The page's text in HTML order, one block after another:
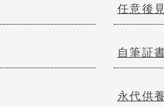
任意後
自筆証
永代供